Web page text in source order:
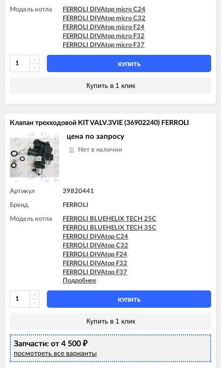
Модель котла
FERROLI DIVAtop micro C24
FERROLI DIVAtop micro C32
FERROLI DIVAtop micro F24
FERROLI DIVAtop micro F32
FERROLI DIVAtop micro F37
КУПИТЬ
Купить в 1 клик
Клапан трехходовой KIT VALV.3VIE (36902240) FERROLI
цена по запросу
Нет в наличии
Артикул 39820441
Бренд FERROLI
Модель котла
FERROLI BLUEHELIX TECH 25C
FERROLI BLUEHELIX TECH 35C
FERROLI DIVAtop C24
FERROLI DIVAtop C32
FERROLI DIVAtop F24
FERROLI DIVAtop F32
FERROLI DIVAtop F37
FERROLI DIVAtop Low Nox C24
FERROLI DIVAtop Low Nox C32
FERROLI DIVAtop Low Nox F24
FERROLI DIVAtop Low Nox F32
FERROLI DIVAtop micro C32
FERROLI DIVAtop micro F24
FERROLI DIVAtop micro F32
FERROLI DIVAtop micro F37
FERROLI DIVAtop micro LN C24
Подробнее
КУПИТЬ
Купить в 1 клик
Запчасти: от 4 500 ₽
посмотреть все варианты